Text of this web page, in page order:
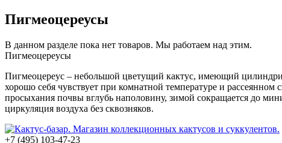
Пигмеоцереусы
В данном разделе пока нет товаров. Мы работаем над этим.
Пигмеоцереусы
Пигмеоцереус – небольшой цветущий кактус, имеющий
хорошо себя чувствует при комнатной температуре и рассеянном
просыхания почвы вглубь наполовину, зимой сокращается до
циркуляция воздуха без сквозняков.
+7 (495) 103-47-23